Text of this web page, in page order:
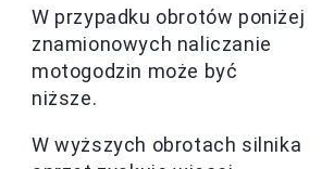
W przypadku obrotów poniżej
znamionowych naliczanie
motogodzin może być
niższe.
W wyższych obrotach silnika